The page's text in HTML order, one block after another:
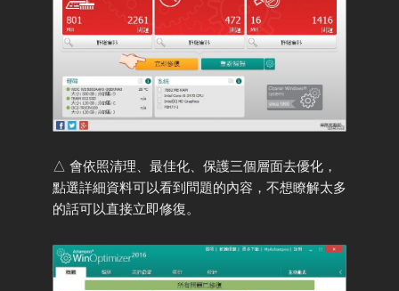
△ 會依照清理、最佳化、保護三個層面去優化，
點選詳細資料可以看到問題的內容，不想瞭解太多
的話可以直接立即修復。